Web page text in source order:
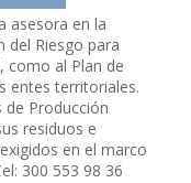
asesora en la
del Riesgo para
como al Plan de
entes territoriales.
de Producción
residuos e
en el marco
300 553 98 36